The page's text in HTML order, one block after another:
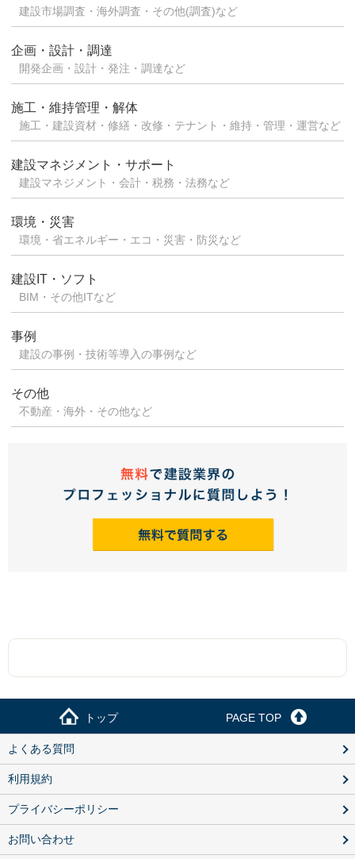
建設市場調査・海外調査・その他(調査)など
企画・設計・調達
開発企画・設計・発注・調達など
施工・維持管理・解体
施工・建設資材・修繕・改修・テナント・維持・管理・運営など
建設マネジメント・サポート
建設マネジメント・会計・税務・法務など
環境・災害
環境・省エネルギー・エコ・災害・防災など
建設IT・ソフト
BIM・その他ITなど
事例
建設の事例・技術等導入の事例など
その他
不動産・海外・その他など
トップ PAGE TOP
よくある質問
利用規約
プライバシーポリシー
お問い合わせ